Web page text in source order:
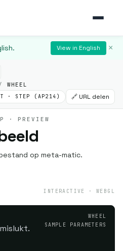
View in English ×
/ WHEEL
· STEP (AP214) 🔗 URL delen
· PREVIEW
op meta-matic.
INTERACTIVE · WEBGL
WHEEL
SAMPLE PARAMETERS